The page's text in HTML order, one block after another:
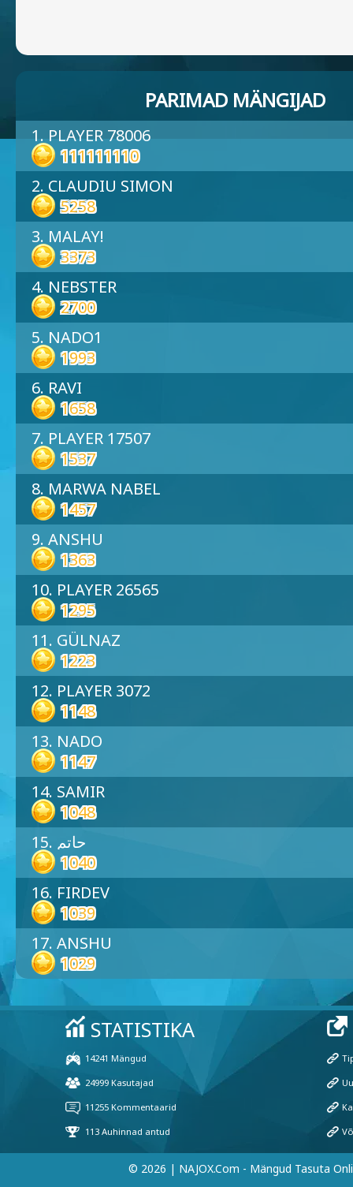
PARIMAD MÄNGIJAD
1. PLAYER 78006
111111110
2. CLAUDIU SIMON
5258
3. MALAY!
3373
4. NEBSTER
2700
5. NADO1
1993
6. RAVI
1658
7. PLAYER 17507
1537
8. MARWA NABEL
1457
9. ANSHU
1363
10. PLAYER 26565
1295
11. GÜLNAZ
1223
12. PLAYER 3072
1148
13. NADO
1147
14. SAMIR
1048
15. حاتم
1040
16. FIRDEV
1039
17. ANSHU
1029
© 2026 | NAJOX.com - Mängud Tasuta